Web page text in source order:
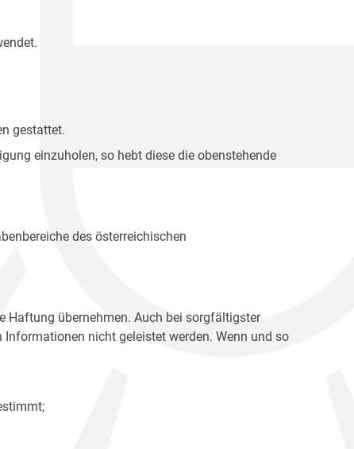
gestattet.
einzuholen, so hebt diese die obenstehende
des österreichischen
Haftung übernehmen. Auch bei sorgfältigster
nicht geleistet werden. Wenn und so